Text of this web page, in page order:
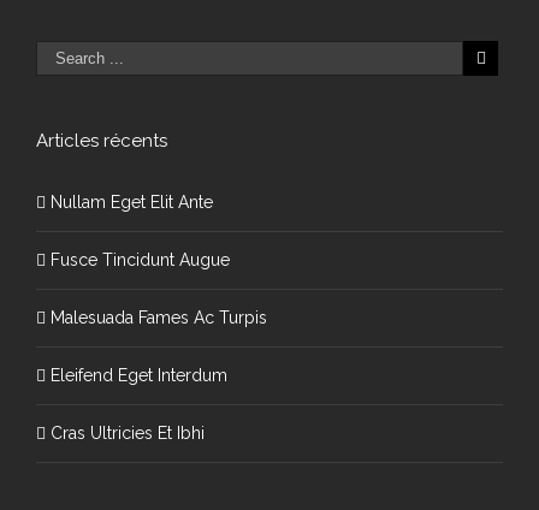
Articles récents
Nullam Eget Elit Ante
Fusce Tincidunt Augue
Malesuada Fames Ac Turpis
Eleifend Eget Interdum
Cras Ultricies Et Ibhi